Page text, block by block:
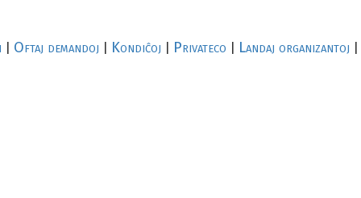
Oftaj demandoj Kondiĉoj Privateco Landaj organizantoj